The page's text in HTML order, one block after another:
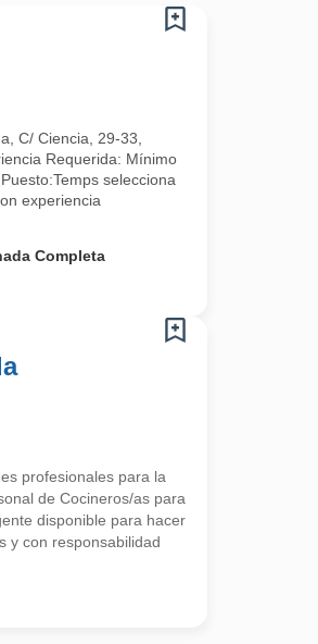
C/ Ciencia, 29-33,
Requerida: Mínimo
selecciona
experiencia
Completa
profesionales para la
de Cocineros/as para
disponible para hacer
y con responsabilidad